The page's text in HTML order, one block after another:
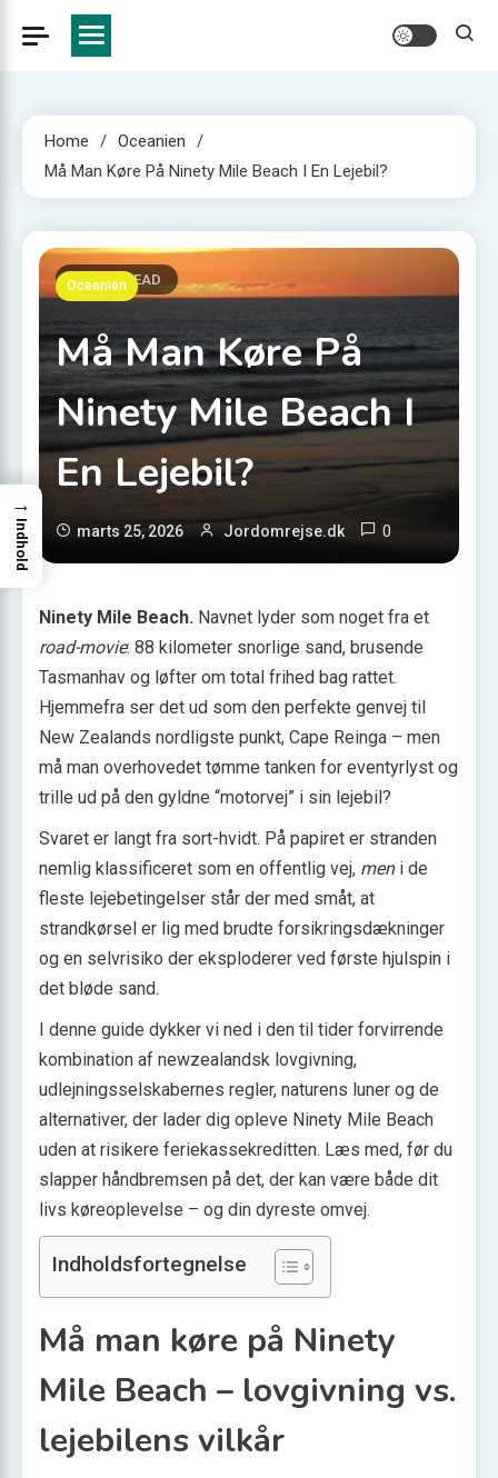
Home
Oceanien
Må Man Køre På Ninety Mile Beach I En Lejebil?
9 MINS READ
Oceanien
Må Man Køre På
Ninety Mile Beach I
En Lejebil?
marts 25, 2026 Jordomrejse.dk 0
Ninety Mile Beach. Navnet lyder som noget fra et
road-movie: 88 kilometer snorlige sand, brusende
Tasmanhav og løfter om total frihed bag rattet.
Hjemmefra ser det ud som den perfekte genvej til
New Zealands nordligste punkt, Cape Reinga – men
må man overhovedet tømme tanken for eventyrlyst og
trille ud på den gyldne “motorvej” i sin lejebil?
Svaret er langt fra sort-hvidt. På papiret er stranden
nemlig klassificeret som en offentlig vej, meni de
fleste lejebetingelser står der med småt, at
strandkørsel er lig med brudte forsikringsdækninger
og en selvrisiko der eksploderer ved første hjulspin i
det bløde sand.
I denne guide dykker vi ned i den til tider forvirrende
kombination af newzealandsk lovgivning,
udlejningsselskabernes regler, naturens luner og de
alternativer, der lader dig opleve Ninety Mile Beach
uden at risikere ferie­kassekreditten. Læs med, før du
slap­per håndbremsen på det, der kan være både dit
livs køreoplevelse – og din dyreste omvej.
Indholdsfortegnelse
Må man køre på Ninety
Mile Beach – lovgivning vs.
lejebilens vilkår
→
Indhold